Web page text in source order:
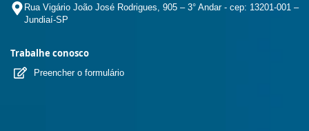
Rua Vigário João José Rodrigues, 905 – 3° Andar - cep: 13201-001 –
Jundiaí-SP
Trabalhe conosco
Preencher o formulário